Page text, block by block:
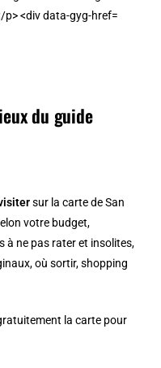
du guide
sur lacarte de San
votre budget,
à ne pas rater et insolites,
où sortir, shopping
la carte pour